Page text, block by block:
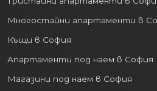
страната.
Разнообразни
развити IT,
Пазар на труда:
Многостайни апартаменти в
Къщи в София
Апартаменти под наем в София
Магазини под наем в София